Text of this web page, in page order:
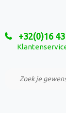
+32(0)16
Relatiegeschenken
Custom Made